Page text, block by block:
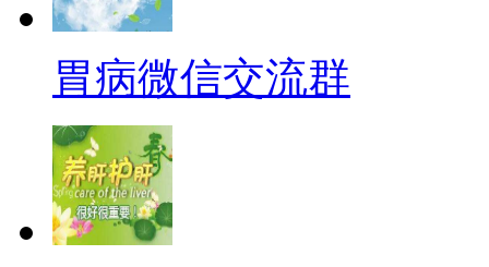
胃病微信交流群